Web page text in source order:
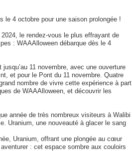
le 4 octobre pour une saison prolongée !
le rendez-vous le plus effrayant de
: WAAAlloween débarque dès le 4
11 novembre, avec une ouverture
et pour le Pont du 11 novembre. Quatre
nombre de vivre cette expérience à part
de WAAAlloween, et découvrir les
année de très nombreux visiteurs à Walibi
Uranium, une nouveauté à glacer le sang
Uranium, offrant une plongée au cœur
: cet espace sombre aux couloirs